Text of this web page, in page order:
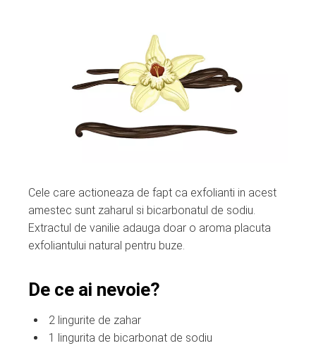
Cele care actioneaza de fapt ca exfolianti in acest
amestec sunt zaharul si bicarbonatul de sodiu.
Extractul de vanilie adauga doar o aroma placuta
exfoliantului natural pentru buze.
De ce ai nevoie?
2 lingurite de zahar
1 lingurita de bicarbonat de sodiu